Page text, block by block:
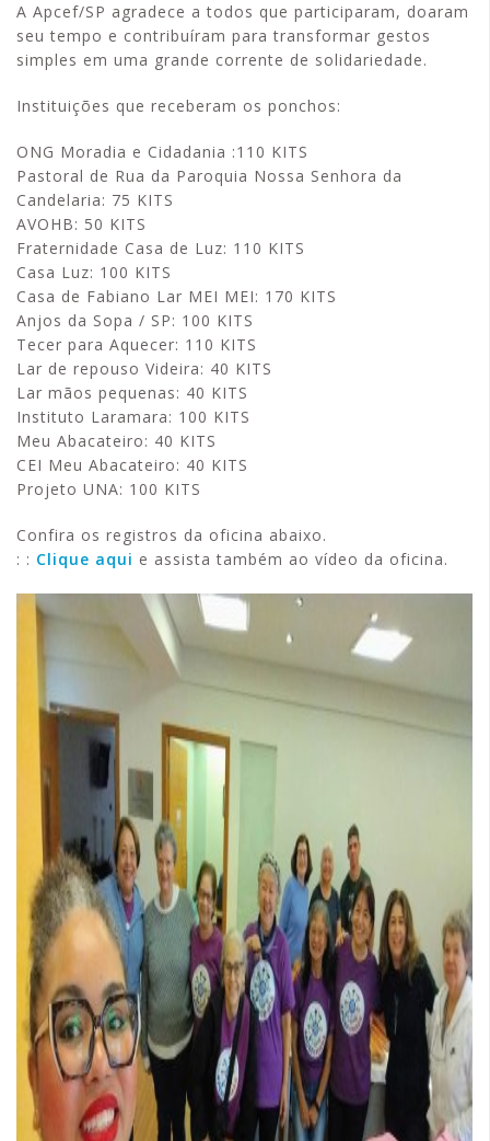
A Apcef/SP agradece a todos que participaram, doaram
seu tempo e contribuíram para transformar gestos
simples em uma grande corrente de solidariedade.
Instituições que receberam os ponchos:
ONG Moradia e Cidadania :110 KITS
Pastoral de Rua da Paroquia Nossa Senhora da
Candelaria: 75 KITS
AVOHB: 50 KITS
Fraternidade Casa de Luz: 110 KITS
Casa Luz: 100 KITS
Casa de Fabiano Lar MEI MEI: 170 KITS
Anjos da Sopa / SP: 100 KITS
Tecer para Aquecer: 110 KITS
Lar de repouso Videira: 40 KITS
Lar mãos pequenas: 40 KITS
Instituto Laramara: 100 KITS
Meu Abacateiro: 40 KITS
CEI Meu Abacateiro: 40 KITS
Projeto UNA: 100 KITS
Confira os registros da oficina abaixo.
: : Clique aqui e assista também ao vídeo da oficina.